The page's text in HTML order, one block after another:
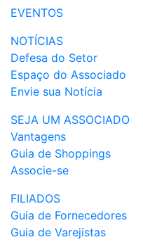
EVENTOS
NOTÍCIAS
Defesa do Setor
Espaço do Associado
Envie sua Notícia
SEJA UM ASSOCIADO
Vantagens
Guia de Shoppings
Associe-se
FILIADOS
Guia de Fornecedores
Guia de Varejistas